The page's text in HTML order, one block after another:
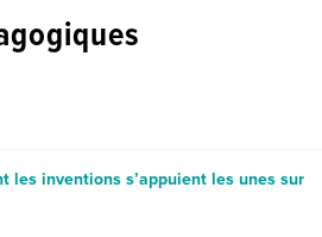
les inventions s’appuient les unes sur